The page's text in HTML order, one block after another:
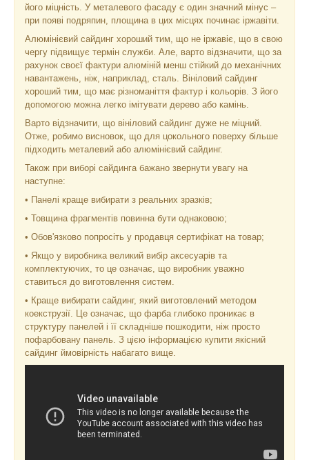
його міцність. У металевого фасаду є один значний мінус –
при появі подряпин, площина в цих місцях починає іржавіти.
Алюмінієвий сайдинг хороший тим, що не іржавіє, що в свою
чергу підвищує термін служби. Але, варто відзначити, що за
рахунок своєї фактури алюміній менш стійкий до механічних
навантажень, ніж, наприклад, сталь. Вініловий сайдинг
хороший тим, що має різноманіття фактур і кольорів. З його
допомогою можна легко імітувати дерево або камінь.
Варто відзначити, що вініловий сайдинг дуже не міцний.
Отже, робимо висновок, що для цокольного поверху більше
підходить металевий або алюмінієвий сайдинг.
Також при виборі сайдинга бажано звернути увагу на
наступне:
• Панелі краще вибирати з реальних зразків;
• Товщина фрагментів повинна бути однаковою;
• Обов'язково попросіть у продавця сертифікат на товар;
• Якщо у виробника великий вибір аксесуарів та
комплектуючих, то це означає, що виробник уважно
ставиться до виготовлення систем.
• Краще вибирати сайдинг, який виготовлений методом
коекструзії. Це означає, що фарба глибоко проникає в
структуру панелей і її складніше пошкодити, ніж просто
пофарбовану панель. З цією інформацією купити якісний
сайдинг ймовірність набагато вище.